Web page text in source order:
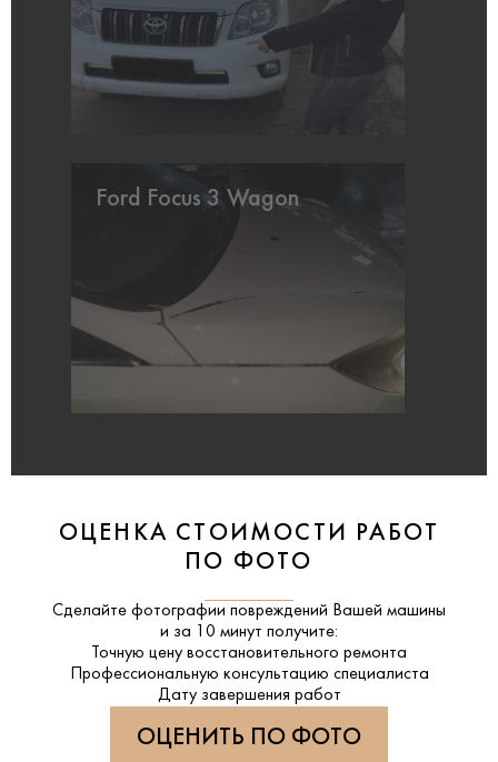
Ford Focus 3 Wagon
ОЦЕНКА СТОИМОСТИ РАБОТ
ПО ФОТО
Сделайте фотографии повреждений Вашей машины
и за 10 минут получите:
Точную цену восстановительного ремонта
Профессиональную консультацию специалиста
Дату завершения работ
ОЦЕНИТЬ ПО ФОТО